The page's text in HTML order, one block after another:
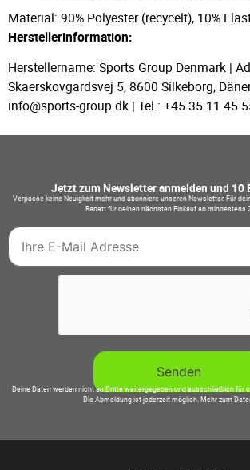
Material: 90% Polyester (recycelt), 10%
Herstellerinformation:
Herstellername: Sports Group Denmark |
Skaerskovgardsvej 5, 8600 Silkeborg,
info@sports-group.dk | Tel.: +45 35 11 45
Jetzt zum Newsletter anmelden und 10
Verpasse keine Neuigkeit mehr und abonniere unseren Newsletter. Für
Rabatt für deinen nächsten Einkauf ab mindestens
Deine Daten werden nicht an Dritte weitergegeben und ausschließlich für
Die Abmeldung ist jederzeit möglich.Mehr zum